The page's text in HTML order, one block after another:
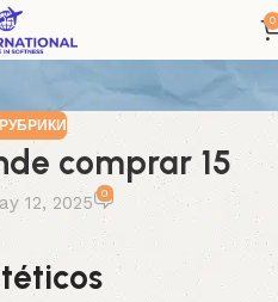
0
comprar 15
12, 2025 0